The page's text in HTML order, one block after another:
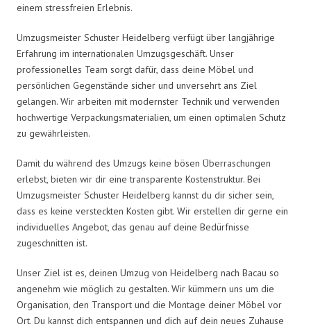
einem stressfreien Erlebnis.
Umzugsmeister Schuster Heidelberg verfügt über langjährige
Erfahrung im internationalen Umzugsgeschäft. Unser
professionelles Team sorgt dafür, dass deine Möbel und
persönlichen Gegenstände sicher und unversehrt ans Ziel
gelangen. Wir arbeiten mit modernster Technik und verwenden
hochwertige Verpackungsmaterialien, um einen optimalen Schutz
zu gewährleisten.
Damit du während des Umzugs keine bösen Überraschungen
erlebst, bieten wir dir eine transparente Kostenstruktur. Bei
Umzugsmeister Schuster Heidelberg kannst du dir sicher sein,
dass es keine versteckten Kosten gibt. Wir erstellen dir gerne ein
individuelles Angebot, das genau auf deine Bedürfnisse
zugeschnitten ist.
Unser Ziel ist es, deinen Umzug von Heidelberg nach Bacau so
angenehm wie möglich zu gestalten. Wir kümmern uns um die
Organisation, den Transport und die Montage deiner Möbel vor
Ort. Du kannst dich entspannen und dich auf dein neues Zuhause